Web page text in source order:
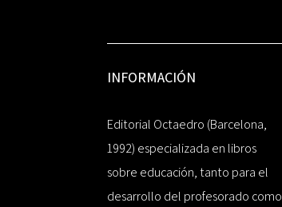
INFORMACIÓN
Editorial Octaedro (Barcelona,
1992) especializada en libros
sobre educación, tanto para el
desarrollo del profesorado como